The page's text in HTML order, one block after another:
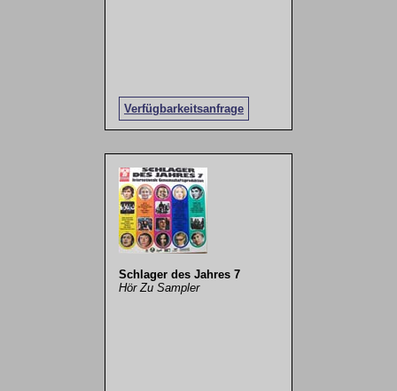
Verfügbarkeitsanfrage
Schlager des Jahres 7
Hör Zu Sampler